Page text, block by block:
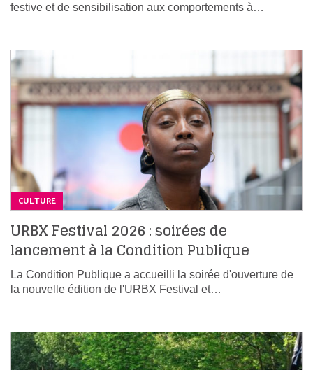
festive et de sensibilisation aux comportements à…
CULTURE
URBX Festival 2026 : soirées de
lancement à la Condition Publique
La Condition Publique a accueilli la soirée d'ouverture de
la nouvelle édition de l'URBX Festival et…